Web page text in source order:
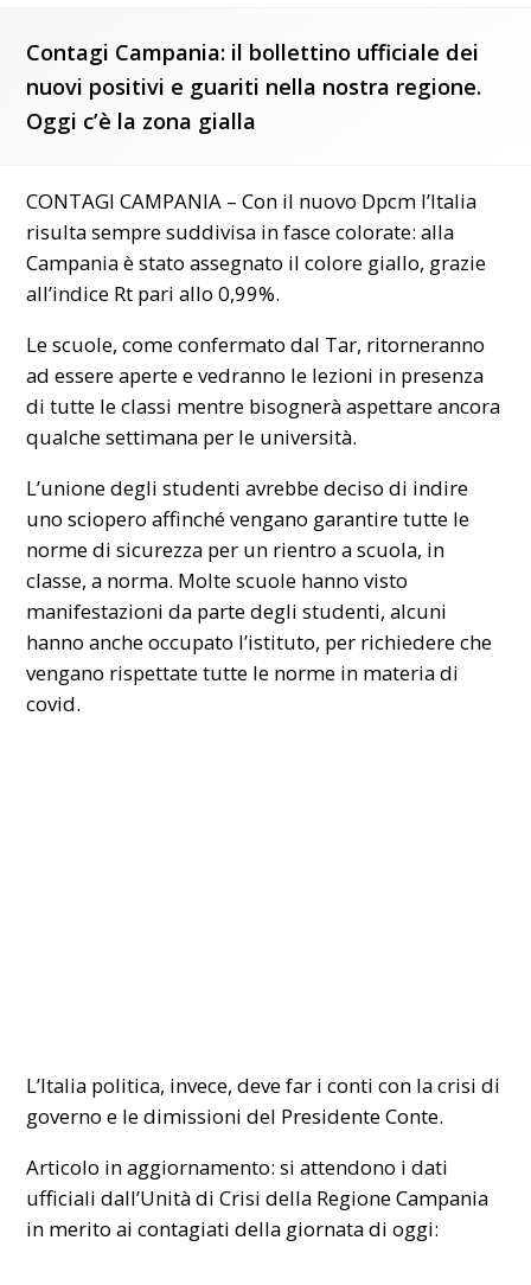
Contagi Campania: il bollettino ufficiale dei
nuovi positivi e guariti nella nostra regione.
Oggi c’è la zona gialla
CONTAGI CAMPANIA – Con il nuovo Dpcm l’Italia
risulta sempre suddivisa in fasce colorate: alla
Campania è stato assegnato il colore giallo, grazie
all’indice Rt pari allo 0,99%.
Le scuole, come confermato dal Tar, ritorneranno
ad essere aperte e vedranno le lezioni in presenza
di tutte le classi mentre bisognerà aspettare ancora
qualche settimana per le università.
L’unione degli studenti avrebbe deciso di indire
uno sciopero affinché vengano garantire tutte le
norme di sicurezza per un rientro a scuola, in
classe, a norma. Molte scuole hanno visto
manifestazioni da parte degli studenti, alcuni
hanno anche occupato l’istituto, per richiedere che
vengano rispettate tutte le norme in materia di
covid.
L’Italia politica, invece, deve far i conti con la crisi di
governo e le dimissioni del Presidente Conte.
Articolo in aggiornamento: si attendono i dati
ufficiali dall’Unità di Crisi della Regione Campania
in merito ai contagiati della giornata di oggi: